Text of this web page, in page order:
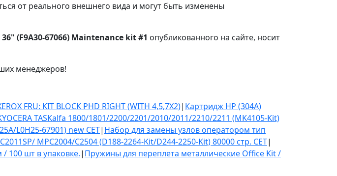
от реального внешнего вида и могут быть изменены
(F9A30-67066) Maintenance kit #1 опубликованного на сайте, носит
менеджеров!
FRU: KIT BLOCK PHD RIGHT (WITH 4,5,7X2)| Картридж HP (304A)
TASKalfa 1800/1801/2200/2201/2010/2011/2210/2211 (MK4105-Kit)
L0H25-67901) new CET| Набор для замены узлов оператором тип
MPC2004/C2504 (D188-2264-Kit/D244-2250-Kit) 80000 стр. CET|
100 шт в упаковке.| Пружины для переплета металлические Office Kit /